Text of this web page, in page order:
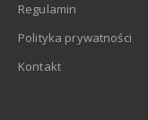
Regulamin
Polityka prywatności
Kontakt